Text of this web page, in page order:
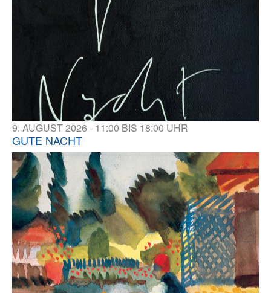
9. AUGUST 2026 - 11:00 BIS 18:00 UHR
GUTE NACHT